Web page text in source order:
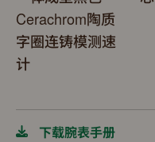
Cerachrom陶质
字圈连铸模测速
计
下载腕表手册